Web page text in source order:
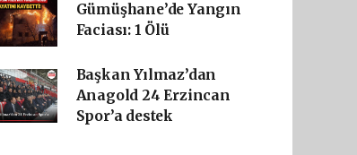
Gümüşhane’de Yangın
Faciası: 1 Ölü
Başkan Yılmaz’dan
Anagold 24 Erzincan
Spor’a destek